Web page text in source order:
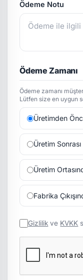
Ödeme Notu
Ödeme Zamanı
Ödeme zamanı
Lütfen size en uygun
Üretimden
Üretim
Üretim
Fabrika
Gizlilik ve KVKK